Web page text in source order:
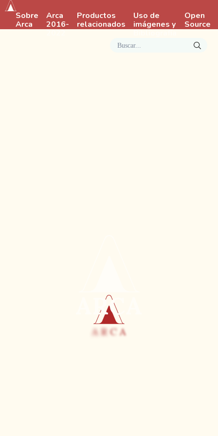
Sobre
Arca
Arca
2016-
Productos
relacionados
Uso de
imágenes y
Open
Source
Buscar...
A R C A
ARCA